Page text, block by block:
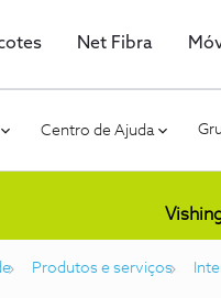
Net Fibra
Centro de Ajuda
Produtos e serviços